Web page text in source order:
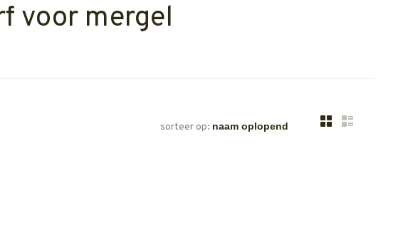
voor mergel
sorteer op: